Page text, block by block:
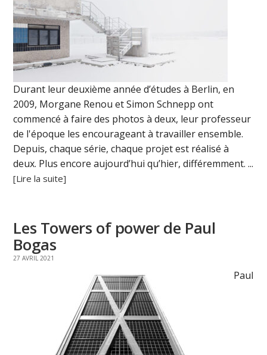
Durant leur deuxième année d’études à Berlin, en
2009, Morgane Renou et Simon Schnepp ont
commencé à faire des photos à deux, leur professeur
de l'époque les encourageant à travailler ensemble.
Depuis, chaque série, chaque projet est réalisé à
deux. Plus encore aujourd’hui qu’hier, différemment. ...
[Lire la suite]
Les Towers of power de Paul
Bogas
27 AVRIL 2021
Paul